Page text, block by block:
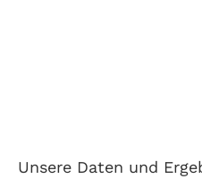
Unsere Daten und